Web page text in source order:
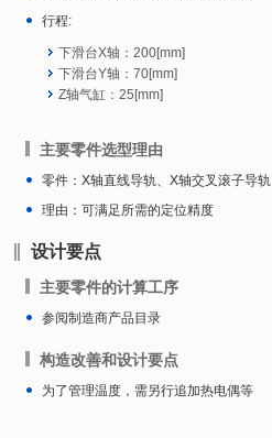
行程:
下滑台X轴：200[mm]
下滑台Y轴：70[mm]
Z轴气缸：25[mm]
主要零件选型理由
零件：X轴直线导轨、X轴交叉滚子导轨
理由：可满足所需的定位精度
设计要点
主要零件的计算工序
参阅制造商产品目录
构造改善和设计要点
为了管理温度，需另行追加热电偶等